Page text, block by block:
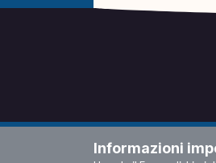
Informazioni